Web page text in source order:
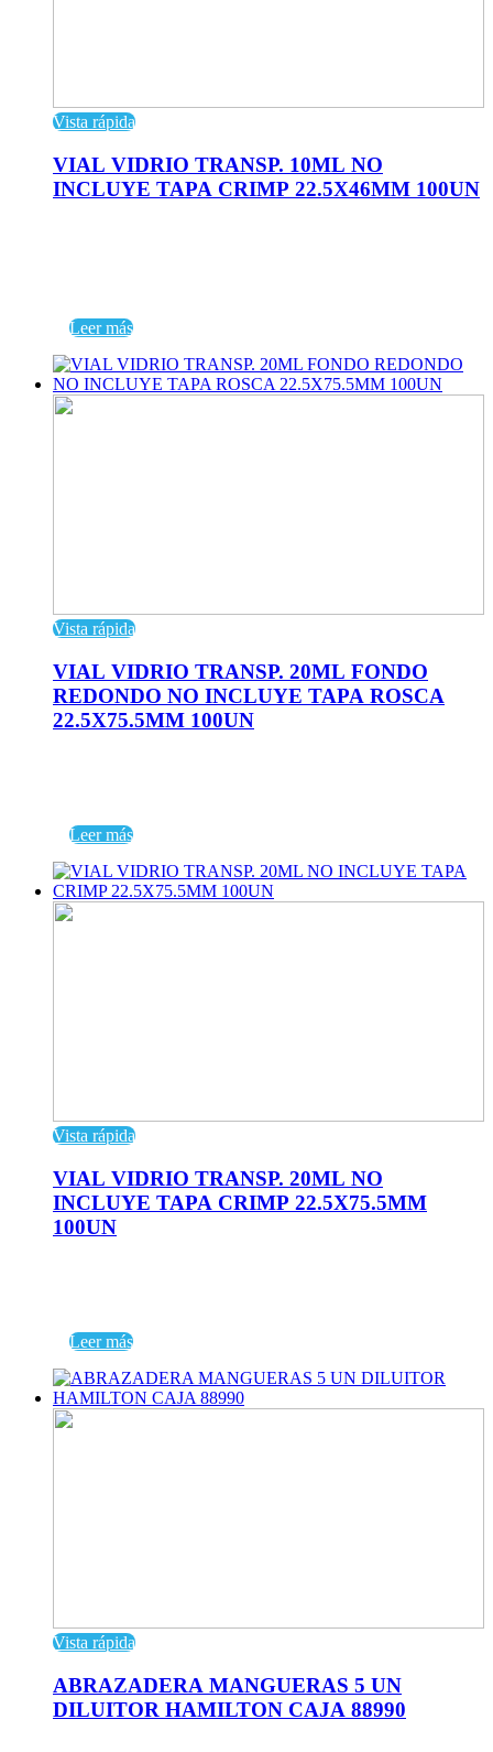
Vista rápida
VIAL VIDRIO TRANSP. 10ML NO
INCLUYE TAPA CRIMP 22.5X46MM 100UN
Leer más
Vista rápida
VIAL VIDRIO TRANSP. 20ML FONDO
REDONDO NO INCLUYE TAPA ROSCA
22.5X75.5MM 100UN
Leer más
Vista rápida
VIAL VIDRIO TRANSP. 20ML NO
INCLUYE TAPA CRIMP 22.5X75.5MM
100UN
Leer más
Vista rápida
ABRAZADERA MANGUERAS 5 UN
DILUITOR HAMILTON CAJA 88990